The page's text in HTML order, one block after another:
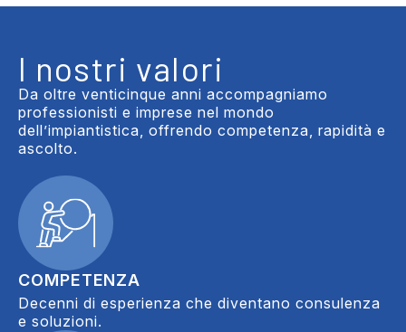
I nostri valori
Da oltre venticinque anni accompagniamo
professionisti e imprese nel mondo
dell’impiantistica, offrendo competenza, rapidità e
ascolto.
COMPETENZA
Decenni di esperienza che diventano consulenza
e soluzioni.